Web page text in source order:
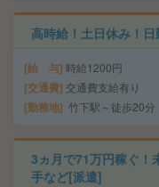
高時給！土日休み！
給 与 時給1200円
交通費 交通費支給有り
勤務地 竹下駅～徒歩20分
3ヵ月で71万円稼ぐ！
手など[派遣]